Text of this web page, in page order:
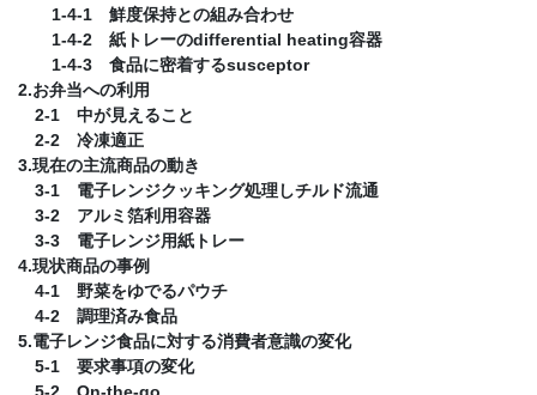
1-4-1 鮮度保持との組み合わせ
1-4-2 紙トレーのdifferential heating容器
1-4-3 食品に密着するsusceptor
2.お弁当への利用
2-1 中が見えること
2-2 冷凍適正
3.現在の主流商品の動き
3-1 電子レンジクッキング処理しチルド流通
3-2 アルミ箔利用容器
3-3 電子レンジ用紙トレー
4.現状商品の事例
4-1 野菜をゆでるパウチ
4-2 調理済み食品
5.電子レンジ食品に対する消費者意識の変化
5-1 要求事項の変化
5-2 On-the-go